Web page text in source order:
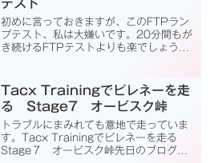
テスト
初めに言っておきますが、このFTPラン
プテスト、私は大嫌いです。20分間もが
き続けるFTPテストよりも楽でしょう
ん。最初からモニタと動画は撮りっぱな
しで、今回はこの動画の...
Tacx Trainingでピレネーを走
る Stage7 オービスク峠
トラブルにまみれても意地で走っていま
す。Tacx Trainingでピレネーを走る
Stage７ オービスク峠先日のブログで